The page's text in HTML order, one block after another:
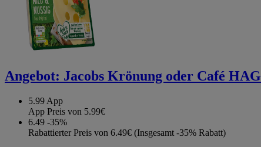
Angebot: Jacobs Krönung oder Café HAG
5.99 App
App Preis von 5.99€
6.49 -35%
Rabattierter Preis von 6.49€ (Insgesamt -35% Rabatt)